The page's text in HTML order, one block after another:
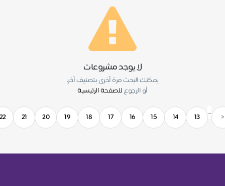
لا يوجد مشروعات
يمكنك البحث مرة أخرى بتصنيف آخر.
أو الرجوعللصفحة الرئيسية
<
…
13
14
15
16
17
18
19
20
21
22